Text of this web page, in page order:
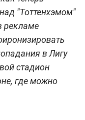
"Тоттенхэмом"
рекламе
в Лигу
стадион
где можно